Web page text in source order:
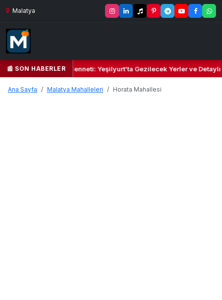
Malatya
📰 SON HABERLER
Yeşil Kalbi ve Kültür Cenneti: Yeşilyurt’ta Gezilecek Yerler ve Detaylı
Ana Sayfa Malatya Mahalleleri Horata Mahallesi